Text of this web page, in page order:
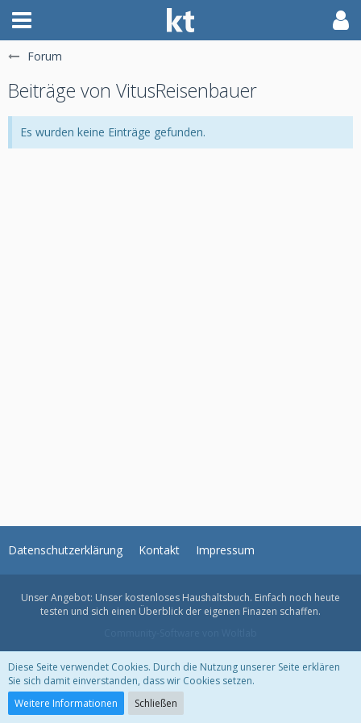
Forum
Beiträge von VitusReisenbauer
Es wurden keine Einträge gefunden.
Datenschutzerklärung Kontakt Impressum
Unser Angebot: Unser kostenloses Haushaltsbuch. Einfach noch heute
testen und sich einen Überblick der eigenen Finazen schaffen.
Diese Seite verwendet Cookies. Durch die Nutzung unserer Seite erklären
Sie sich damit einverstanden, dass wir Cookies setzen.
Weitere Informationen
Schließen